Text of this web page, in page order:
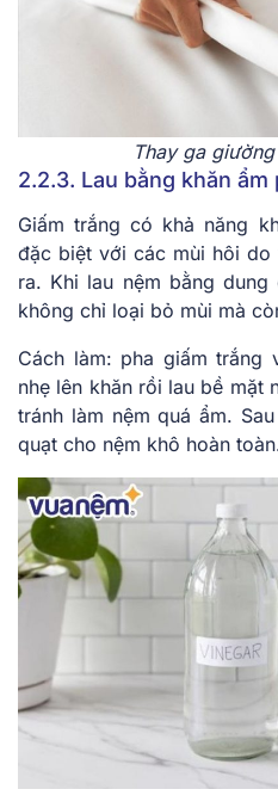
Thay ga
2.2.3. Lau bằng khăn ẩm
Giấm trắng có khả năng
đặc biệt với các mùi hôi
ra. Khi lau nệm bằng
không chỉ loại bỏ mùi mà
Cách làm: pha giấm
nhẹ lên khăn rồi lau bề mặt
tránh làm nệm quá ẩm.
quạt cho nệm khô hoàn